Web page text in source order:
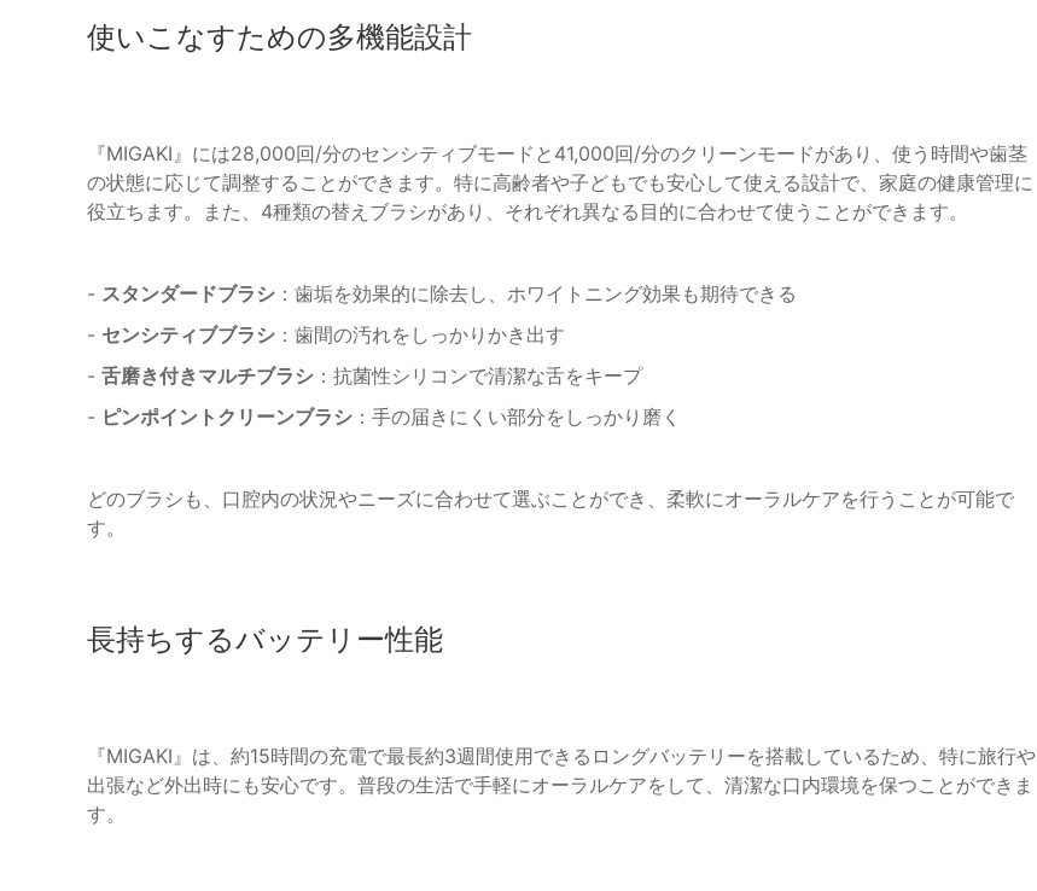
使いこなすための多機能設計
『MIGAKI』には28,000回/分のセンシティブモードと41,000回/分のクリーンモードがあり、使う時間や歯茎
の状態に応じて調整することができます。特に高齢者や子どもでも安心して使える設計で、家庭の健康管理に
役立ちます。また、4種類の替えブラシがあり、それぞれ異なる目的に合わせて使うことができます。
- スタンダードブラシ ：歯垢を効果的に除去し、ホワイトニング効果も期待できる
- センシティブブラシ ：歯間の汚れをしっかりかき出す
- 舌磨き付きマルチブラシ ：抗菌性シリコンで清潔な舌をキープ
- ピンポイントクリーンブラシ ：手の届きにくい部分をしっかり磨く
どのブラシも、口腔内の状況やニーズに合わせて選ぶことができ、柔軟にオーラルケアを行うことが可能で
す。
長持ちするバッテリー性能
『MIGAKI』は、約15時間の充電で最長約3週間使用できるロングバッテリーを搭載しているため、特に旅行や
出張など外出時にも安心です。普段の生活で手軽にオーラルケアをして、清潔な口内環境を保つことができま
す。